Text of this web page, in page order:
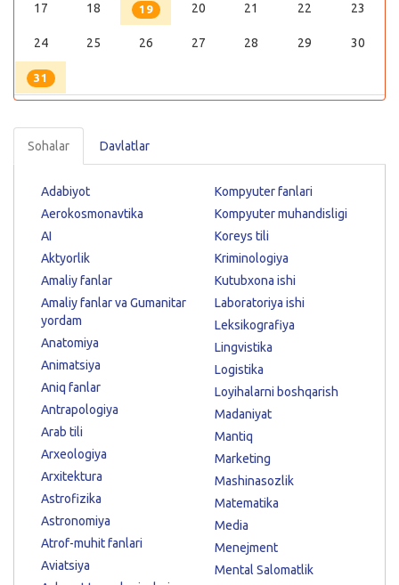
17 18 19 20 21 22 23
24 25 26 27 28 29 30
31
Sohalar Davlatlar
Adabiyot
Aerokosmonavtika
AI
Aktyorlik
Amaliy fanlar
Amaliy fanlar va Gumanitar
yordam
Anatomiya
Animatsiya
Aniq fanlar
Antrapologiya
Arab tili
Arxeologiya
Arxitektura
Astrofizika
Astronomiya
Atrof-muhit fanlari
Aviatsiya
Kompyuter fanlari
Kompyuter muhandisligi
Koreys tili
Kriminologiya
Kutubxona ishi
Laboratoriya ishi
Leksikografiya
Lingvistika
Logistika
Loyihalarni boshqarish
Madaniyat
Mantiq
Marketing
Mashinasozlik
Matematika
Media
Menejment
Mental Salomatlik